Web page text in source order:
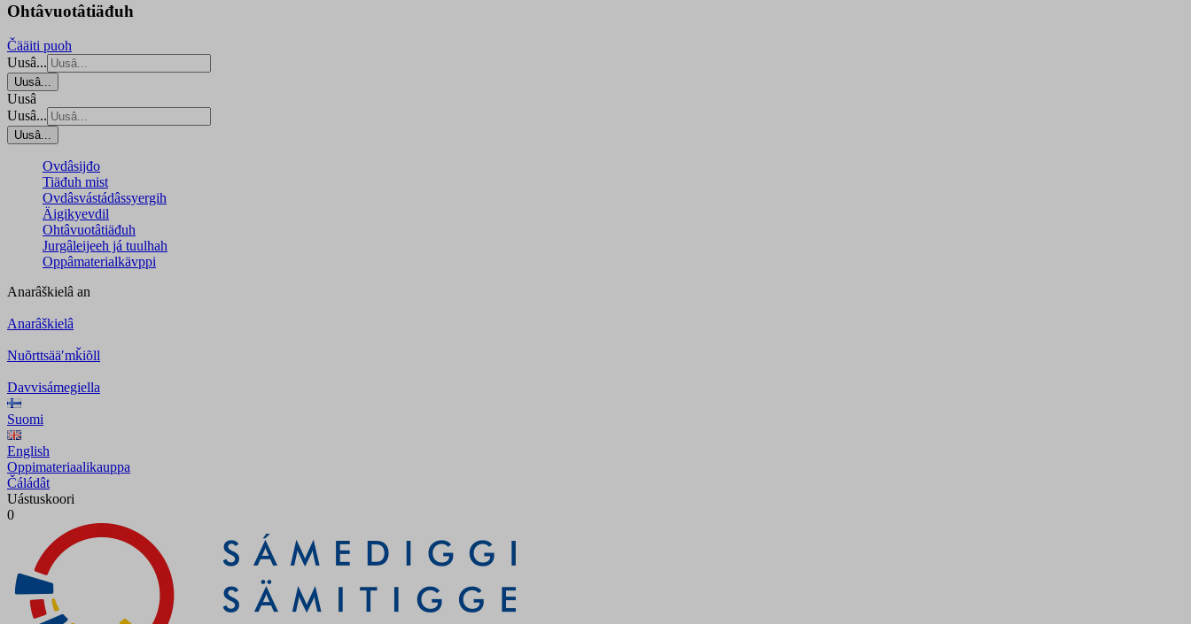
Ohtâvuotâtiäđuh
Čääiti puoh
Uusâ...
Uusâ...
Uusâ
Uusâ...
Uusâ...
Ovdâsijđo
Tiäđuh mist
Ovdâsvástádâssyergih
Äigikyevdil
Ohtâvuotâtiäđuh
Jurgâleijeeh já tuulhah
Oppâmaterialkävppi
Anarâškielâ an
Anarâškielâ
Nuõrttsääʹmǩiõll
Davvisámegiella
Suomi
English
Oppimateriaalikauppa
Čáládât
Uástuskoori
0